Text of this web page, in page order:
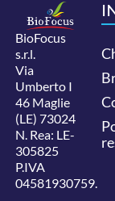
BioFocus
s.r.l.
Via
Umberto I
46 Maglie
(LE) 73024
N. Rea: LE-
305825
P.IVA
04581930759.